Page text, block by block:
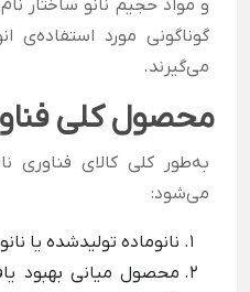
و مواد حجیم نانو ساختار
گوناگونی مورد استفاده‌ی
می‌گیرند.
محصول کلی
به‌طور کلی کالای فناوری
می‌شود:
نانوماده تولیدشده یا
محصول میانی بهبود